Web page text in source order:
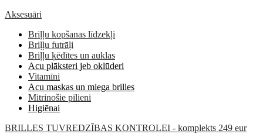
Aksesuāri
Briļļu kopšanas līdzekļi
Briļļu futrāļi
Briļļu ķēdītes un auklas
Acu plāksteri jeb oklūderi
Vitamīni
Acu maskas un miega brilles
Mitrinošie pilieni
Higiēnai
BRILLES TUVREDZĪBAS KONTROLEI - komplekts 249 eur